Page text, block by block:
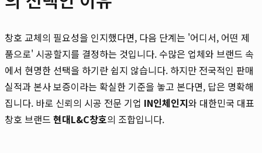
창호 교체의 필요성을 인지했다면, 다음 단계는 '어디서, 어떤 제
품으로' 시공할지를 결정하는 것입니다. 수많은 업체와 브랜드 속
에서 현명한 선택을 하기란 쉽지 않습니다. 하지만 전국적인 판매
실적과 본사 보증이라는 확실한 기준을 놓고 본다면, 답은 명확해
집니다. 바로 신뢰의 시공 전문 기업 IN인체인지와 대한민국 대표
창호 브랜드 현대L&C창호의 조합입니다.